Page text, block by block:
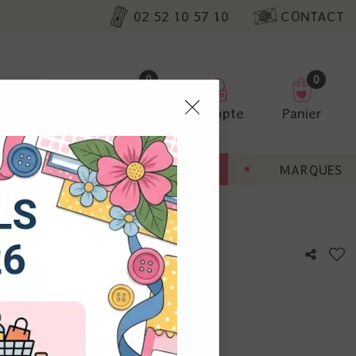
02 52 10 57 10 CONTACT
0
Compte
0
Panier
BONNES AFFAIRES MARQUES
avis !
nos
non
Vous
à droite